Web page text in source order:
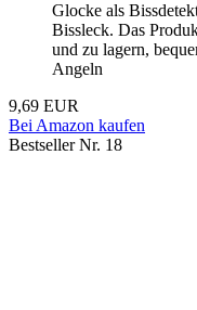
Glocke als
Bissleck. Das
und zu lagern,
Angeln
9,69 EUR
Bei Amazon kaufen
Bestseller Nr. 18